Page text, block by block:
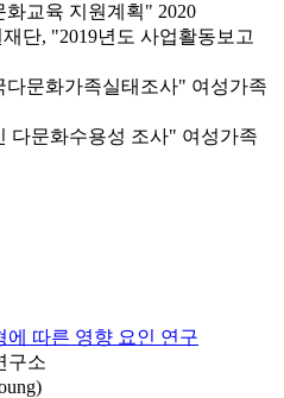
화교육 지원계획" 2020
단, "2019년도 사업활동보고
다문화가족실태조사" 여성가족
다문화수용성 조사" 여성가족
에 따른 영향 요인 연구
구소